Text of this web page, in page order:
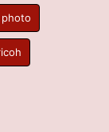
photo